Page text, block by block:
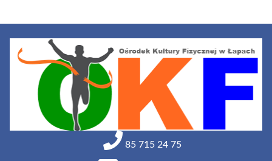
85 715 24 75